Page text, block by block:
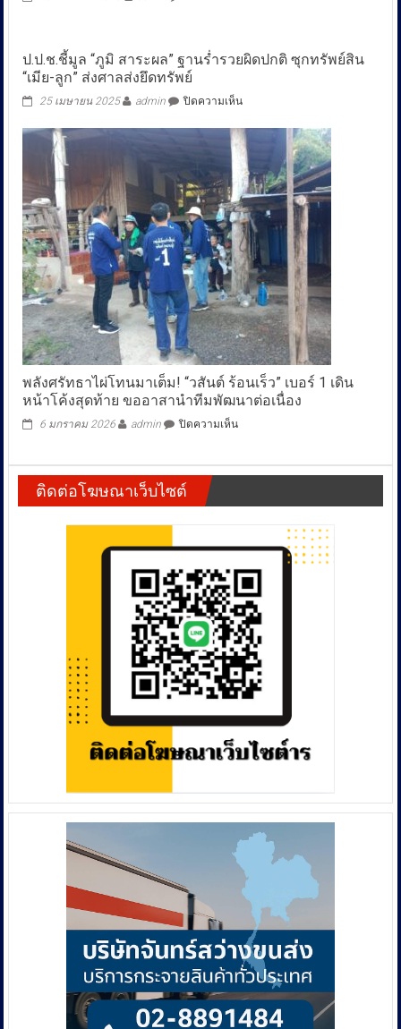
ใน
ข้อ
พิพาท
สำเร็จ
กรม
อุ
ทยา
นฯ
พา
“พลาย
เจ้า
งา”
คืน
สู่
ไพร
ป.ป.ช.ชี้มูล “ภูมิ สาระผล” ฐานร่ำรวยผิดปกติ ซุกทรัพย์สิน
“เมีย-ลูก” ส่งศาลส่งยึดทรัพย์
25 เมษายน 2025 admin ปิดความเห็นบน
มูล
“ภูมิ
สาระ
ผล”
ฐาน
ร่ำรวย
ผิด
ปกติ
ซุก
ทรัพย์สิน
“เมีย-
ลูก”
ส่ง
ศาล
ส่ง
ทรัพย์
พลังศรัทธาไผ่โทนมาเต็ม! “วสันต์ ร้อนเร็ว” เบอร์ 1 เดิน
หน้าโค้งสุดท้าย ขออาสานำทีมพัฒนาต่อเนื่อง
6 มกราคม 2026 admin ปิดความเห็นบน
มา
ร้อน
เร็ว”
1
เดิน
หน้า
โค้ง
สุดท้าย
ขอ
อาสา
นำ
ทีม
พัฒนา
ต่อ
ติดต่อโฆษณาเว็บไซต์